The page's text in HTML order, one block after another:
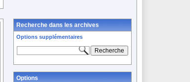
Recherche dans les archives
Options supplémentaires
Options